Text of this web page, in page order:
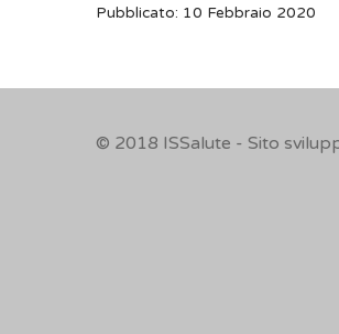
Pubblicato: 10 Febbraio 2020
© 2018 ISSalute - Sito